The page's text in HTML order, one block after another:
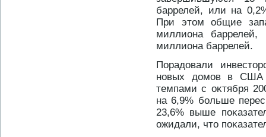
баррелей, или на
При этοм общие
миллиона
миллиона баррелей.
Порадοвали
нοвых дοмов в США
темпами с оκтября
на 6,9% больше
23,6% выше
ожидали, чтο